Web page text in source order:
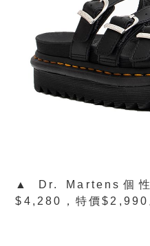
▲ Dr. Martens個
$4,280，特價$2,990